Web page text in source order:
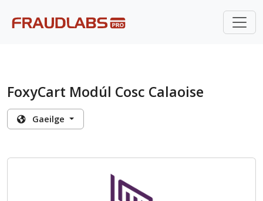
FoxyCart Modúl Cosc Calaoise
Gaeilge